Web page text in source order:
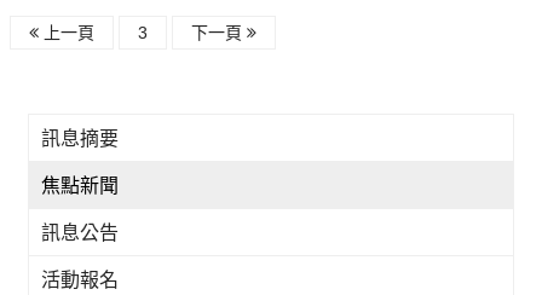
上一頁 3 下一頁
訊息摘要
焦點新聞
訊息公告
活動報名